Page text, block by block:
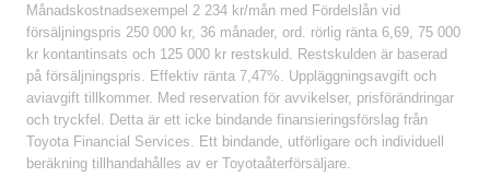
Månadskostnadsexempel 2 234 kr/mån med Fördelslån vid
försäljningspris 250 000 kr, 36 månader, ord. rörlig ränta 6,69, 75 000
kr kontantinsats och 125 000 kr restskuld. Restskulden är baserad
på försäljningspris. Effektiv ränta 7,47%. Uppläggningsavgift och
aviavgift tillkommer. Med reservation för avvikelser, prisförändringar
och tryckfel. Detta är ett icke bindande finansieringsförslag från
Toyota Financial Services. Ett bindande, utförligare och individuell
beräkning tillhandahålles av er Toyotaåterförsäljare.